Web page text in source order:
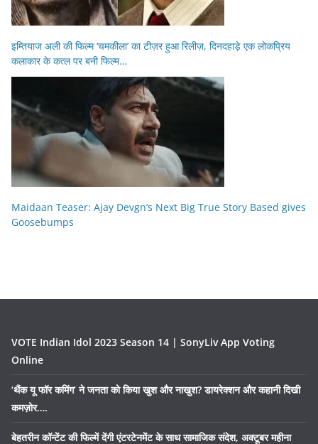
इम्तियाज अली की फिल्म ‘चमकीला’ का टीज़र हुआ रिलीज़, दिनदहाड़े एक लोकप्रिय
कलाकार के कत्ल पर बनी फिल्म…
Maidaan Teaser: Ajay Devgn’s Next Big True Story Based gives
Goosebumps
VOTE Indian Idol 2023 Season 14 | SonyLiv App Voting
Online
‘थैंक यू फॉर कमिंग’ ने जनता को किया खुश और नाखुश? डायरेक्शन और कहानी दिखी
कमज़ोर….
बेहतरीन कॉन्टेंट की फिल्में देंगी एंटरटेनमेंट के साथ सामाजिक संदेश, अक्टूबर महीना